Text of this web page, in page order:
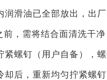
滑油已全部放出，出
前，需将结合面清洗干
紧螺钉（用户自备），
后，重新均匀拧紧螺钉